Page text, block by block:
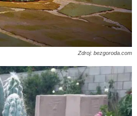
Zdroj: bezgoroda.com